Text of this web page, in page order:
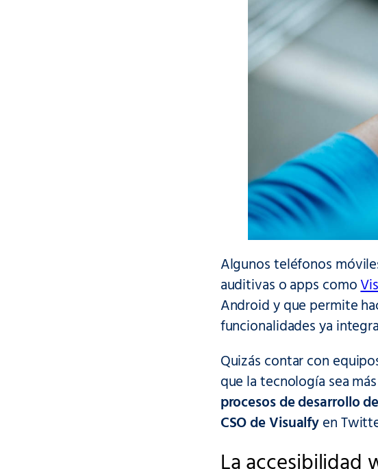
Algunos teléfonos
auditivas o apps como
Android y que permite
funcionalidades ya
Quizás contar con
que la tecnología sea
procesos de desarrollo
CSO de Visualfyen